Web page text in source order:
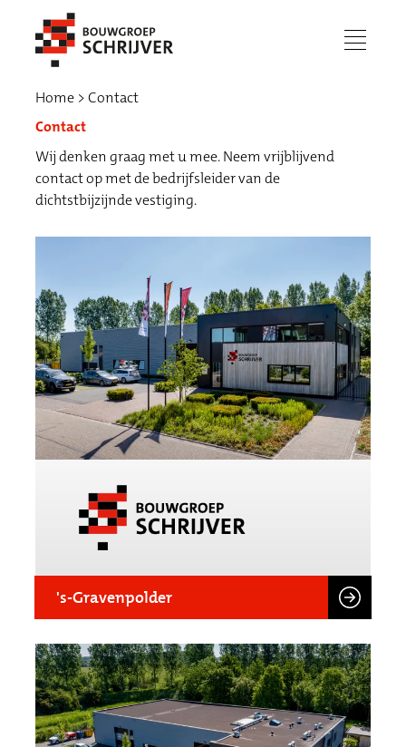
menu
Werken bij
Home
Contact
Contact
Wij denken graag met u mee. Neem vrijblijvend
contact op met de bedrijfsleider van de
dichtstbijzijnde vestiging.
's-Gravenpolder